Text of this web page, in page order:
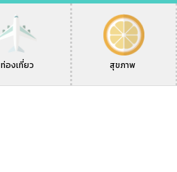
ท่องเที่ยว สุขภาพ